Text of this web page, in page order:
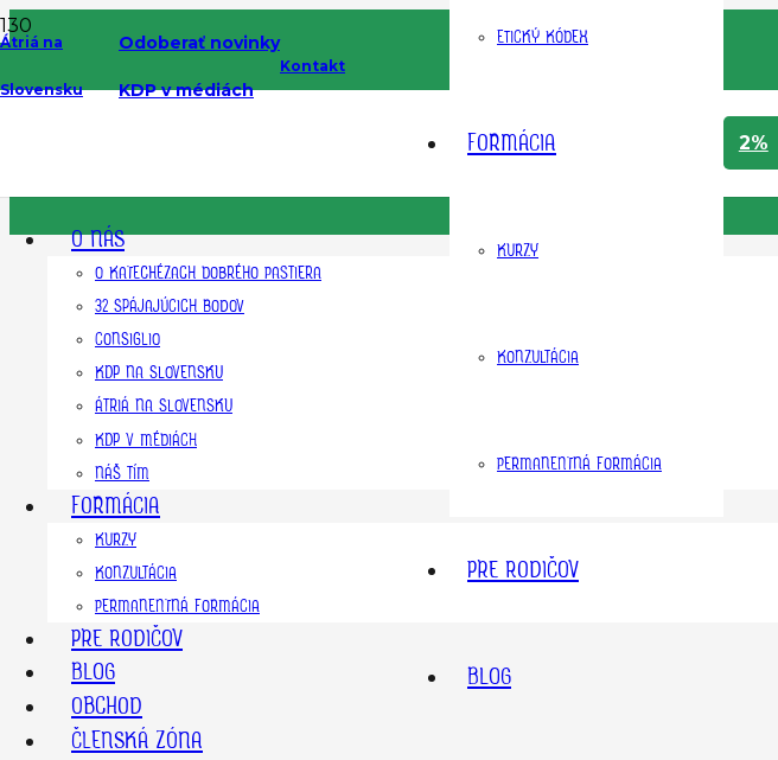
Átriá na
Slovensku
Odoberať novinky
KDP v médiách
Kontakt
ETICKÝ KÓDEX
FORMÁCIA
KURZY
KONZULTÁCIA
PERMANENTNÁ FORMÁCIA
PRE RODIČOV
BLOG
2%
O NÁS
O KATECHÉZACH DOBRÉHO PASTIERA
32 SPÁJAJÚCICH BODOV
CONSIGLIO
KDP NA SLOVENSKU
ÁTRIÁ NA SLOVENSKU
KDP V MÉDIÁCH
NÁŠ TÍM
FORMÁCIA
KURZY
KONZULTÁCIA
PERMANENTNÁ FORMÁCIA
PRE RODIČOV
BLOG
OBCHOD
ČLENSKÁ ZÓNA
Spoznajme v betlehemskom Dieťati Boha